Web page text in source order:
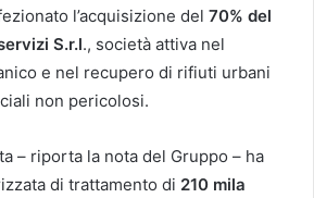
l’acquisizione del 70% del
S.r.l., società attiva nel
e nel recupero di rifiuti urbani
non pericolosi.
– riporta la nota del Gruppo – ha
di trattamento di 210 mila